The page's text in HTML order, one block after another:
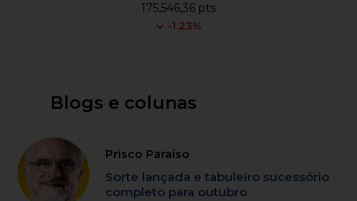
175,546,36 pts
-1.23%
Blogs e colunas
Prisco Paraíso
Sorte lançada e tabuleiro sucessório
completo para outubro